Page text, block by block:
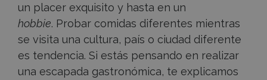
un placer exquisito y hasta en un
hobbie. Probar comidas diferentes mientras
se visita una cultura, país o ciudad diferente
es tendencia. Si estás pensando en realizar
una escapada gastronómica, te explicamos